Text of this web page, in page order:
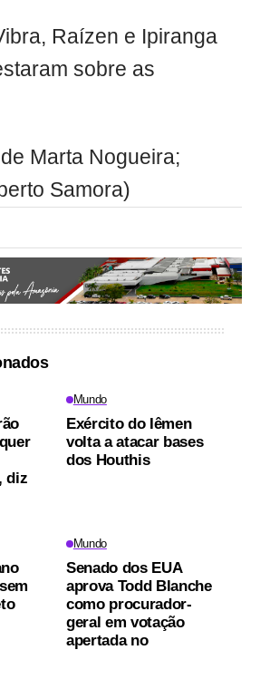
Raízen e Ipiranga
sobre as
Marta Nogueira;
Samora)
diz
Mundo
Exército do Iêmen
volta a atacar bases
dos Houthis
Mundo
Senado dos EUA
aprova Todd Blanche
como procurador-
geral em votação
apertada no